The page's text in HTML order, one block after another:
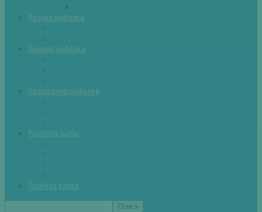
Летняя рыбалка
Зимняя рыбалка
Подводная рыбалка
Рецепты рыбы
Прогноз клева